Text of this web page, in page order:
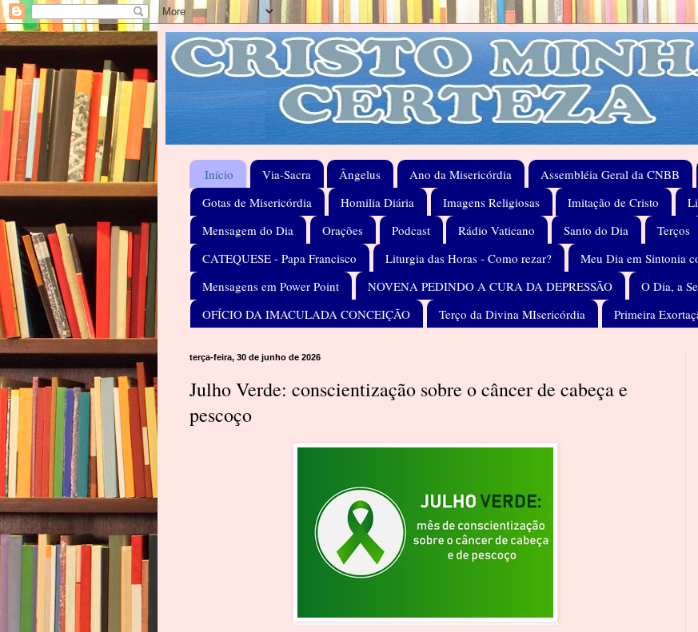
Início Via-Sacra Ângelus Ano da Misericórdia Assembléia Geral da CNBB
Gotas de Misericórdia
Homilia Diária Imagens Religiosas Imitação de Cristo
Mensagem do Dia
Orações Podcast Rádio Vaticano Santo do Dia
Terços
CATEQUESE - Papa Francisco
Liturgia das Horas - Como rezar?
Meu Dia em Sintonia
Mensagens em Power Point
NOVENA PEDINDO A CURA DA DEPRESSÃO
O Dia, a
OFÍCIO DA IMACULADA CONCEIÇÃO
Terço da Divina MIsericórdia Primeira
terça-feira, 30 de junho de 2026
Julho Verde: conscientização sobre o câncer de cabeça e
pescoço